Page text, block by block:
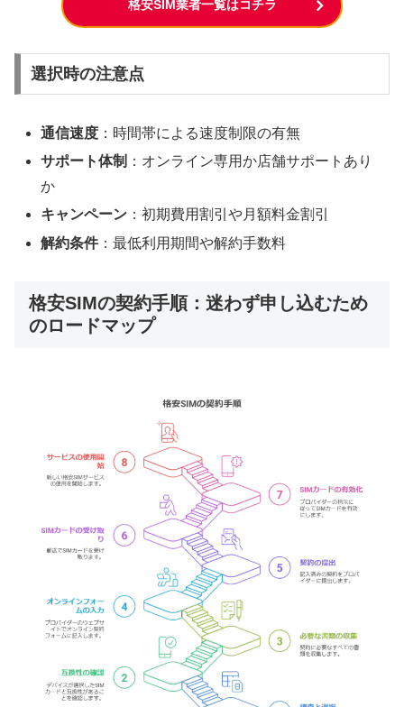
格安SIM業者一覧はコチラ
選択時の注意点
通信速度 ：時間帯による速度制限の有無
サポート体制 ：オンライン専用か店舗サポートあり
か
キャンペーン ：初期費用割引や月額料金割引
解約条件：最低利用期間や解約手数料
格安SIMの契約手順：迷わず申し込むため
のロードマップ